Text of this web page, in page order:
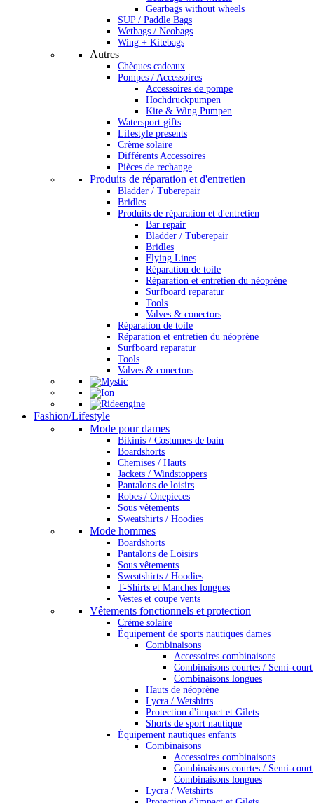
Gearbags without wheels
SUP / Paddle Bags
Wetbags / Neobags
Wing + Kitebags
Autres
Chèques cadeaux
Pompes / Accessoires
Accessoires de pompe
Hochdruckpumpen
Kite & Wing Pumpen
Watersport gifts
Lifestyle presents
Crème solaire
Différents Accessoires
Pièces de rechange
Produits de réparation et d'entretien
Bladder / Tuberepair
Bridles
Produits de réparation et d'entretien
Bar repair
Bladder / Tuberepair
Bridles
Flying Lines
Réparation de toile
Réparation et entretien du néoprène
Surfboard reparatur
Tools
Valves & conectors
Réparation de toile
Réparation et entretien du néoprène
Surfboard reparatur
Tools
Valves & conectors
Fashion/Lifestyle
Mode pour dames
Bikinis / Costumes de bain
Boardshorts
Chemises / Hauts
Jackets / Windstoppers
Pantalons de loisirs
Robes / Onepieces
Sous vêtements
Sweatshirts / Hoodies
Mode hommes
Boardshorts
Pantalons de Loisirs
Sous vêtements
Sweatshirts / Hoodies
T-Shirts et Manches longues
Vestes et coupe vents
Vêtements fonctionnels et protection
Crème solaire
Équipement de sports nautiques dames
Combinaisons
Accessoires combinaisons
Combinaisons courtes / Semi-court
Combinaisons longues
Hauts de néoprène
Lycra / Wetshirts
Protection d'impact et Gilets
Shorts de sport nautique
Équipement nautiques enfants
Combinaisons
Accessoires combinaisons
Combinaisons courtes / Semi-court
Combinaisons longues
Lycra / Wetshirts